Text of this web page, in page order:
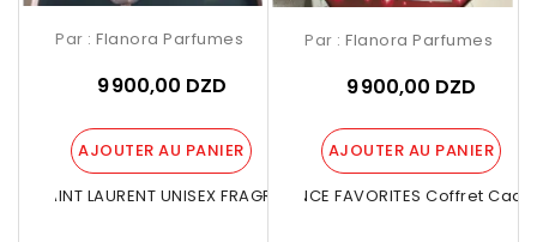
SAINT LAURENT UNISEX FRAGRANCE...
Par : Flanora Parfumes
9 900,00 DZD
AJOUTER AU PANIER
FRAGRANCE FAVORITES Coffret
Par : Flanora Parfumes
9 900,00 DZD
AJOUTER AU PANIER